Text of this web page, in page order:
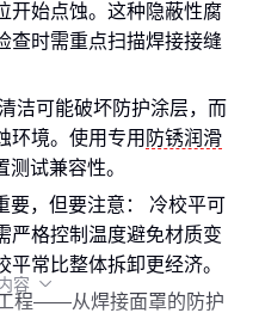
开始点蚀。这种隐蔽性腐
查时需重点扫描焊接接缝
洁可能破坏防护涂层，而
环境。使用专用 防锈润滑
试兼容性。
要，但要注意： 冷校平可
严格控制温度避免材质变
常比整体拆卸更经济。
程——从焊接面罩的防护
容 